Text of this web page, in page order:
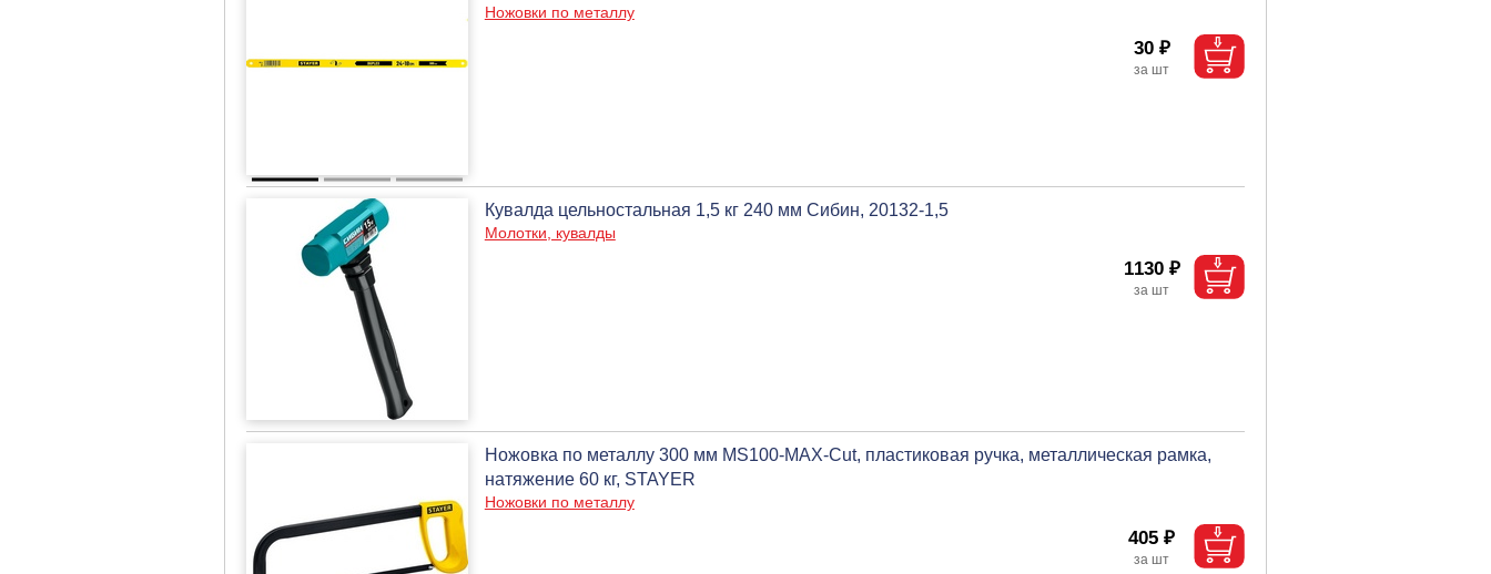
Ножовки по металлу
30 ₽
Кувалда цельностальная 1,5 кг 240 мм Сибин, 20132-1,5
Молотки, кувалды
1130 ₽
Ножовка по металлу 300 мм MS100-MAX-Cut, пластиковая ручка, металлическая рамка,
натяжение 60 кг, STAYER
Ножовки по металлу
405 ₽